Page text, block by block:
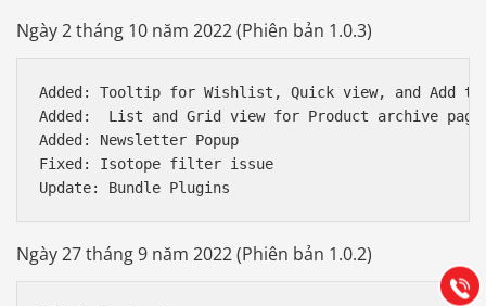
Ngày 2 tháng 10 năm 2022 (Phiên bản 1.0.3)
Added: Tooltip for Wishlist, Quick view, and Add
Added:  List and Grid view for Product archive page
Added: Newsletter Popup
Fixed: Isotope filter issue
Ngày 27 tháng 9 năm 2022 (Phiên bản 1.0.2)
Gọi
(028) 22.166.144
Tư vấn